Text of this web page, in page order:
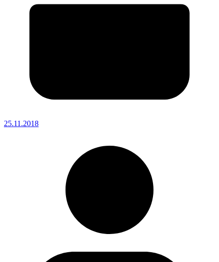
25.11.2018